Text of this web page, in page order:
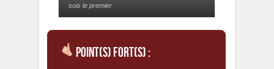
sois le premier
Point(s) fort(s) :